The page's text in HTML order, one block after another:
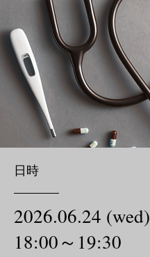
日時
2026.06.24 (wed)
18:00～19:30